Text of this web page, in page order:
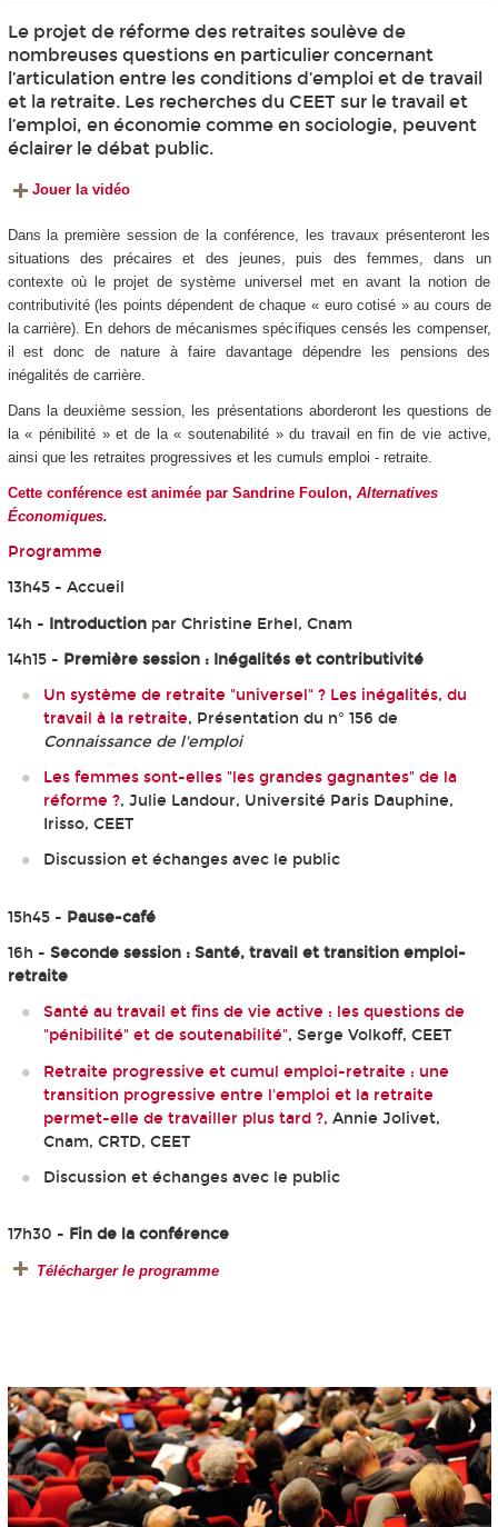
Le projet de réforme des retraites soulève de
nombreuses questions en particulier concernant
l’articulation entre les conditions d’emploi et de travail
et la retraite. Les recherches du CEET sur le travail et
l’emploi, en économie comme en sociologie, peuvent
éclairer le débat public.
Jouer la vidéo
Dans la première session de la conférence, les travaux présenteront les
situations des précaires et des jeunes, puis des femmes, dans un
contexte où le projet de système universel met en avant la notion de
contributivité (les points dépendent de chaque « euro cotisé » au cours de
la carrière). En dehors de mécanismes spécifiques censés les compenser,
il est donc de nature à faire davantage dépendre les pensions des
inégalités de carrière.
Dans la deuxième session, les présentations aborderont les questions de
la « pénibilité » et de la « soutenabilité » du travail en fin de vie active,
ainsi que les retraites progressives et les cumuls emploi - retraite.
Cette conférence est animée par Sandrine Foulon, Alternatives
Économiques.
Programme
13h45 - Accueil
14h - Introductionpar Christine Erhel, Cnam
14h15 - Première session : Inégalités et contributivité
Un système de retraite "universel" ? Les inégalités, du
travail à la retraite, Présentation du n° 156 de
Connaissance de l'emploi
Les femmes sont-elles "les grandes gagnantes" de la
réforme ?, Julie Landour, Université Paris Dauphine,
Irisso, CEET
Discussion et échanges avec le public
15h45 - Pause-café
16h - Seconde session : Santé, travail et transition emploi-
retraite
Santé au travail et fins de vie active : les questions de
"pénibilité" et de soutenabilité", Serge Volkoff, CEET
Retraite progressive et cumul emploi-retraite : une
transition progressive entre l'emploi et la retraite
permet-elle de travailler plus tard ?, Annie Jolivet,
Cnam, CRTD, CEET
Discussion et échanges avec le public
17h30 - Fin de la conférence
Télécharger le programme